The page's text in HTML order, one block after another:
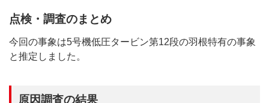
点検・調査のまとめ
今回の事象は5号機低圧タービン第12段の羽根特有の事象
と推定しました。
原因調査の結果